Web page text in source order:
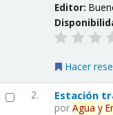
Editor:
Hacer
2. Estación
porAgua y